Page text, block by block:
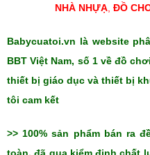
NHÀ NHỰẠ, ĐỒ
Babycuatoi.vn là website
BBT Việt Nam, số 1 về đồ
thiết bị giáo dục và thiết bị
tôi cam kết
>> 100% sản phẩm bán ra